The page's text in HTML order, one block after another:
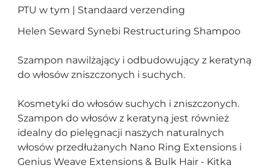
PTU w tym | Standaard verzending
Helen Seward Synebi Restructuring Shampoo
Szampon nawilżający i odbudowujący z keratyną
do włosów zniszczonych i suchych.
Kosmetyki do włosów suchych i zniszczonych.
Szampon do włosów z keratyną jest również
idealny do pielęgnacji naszych naturalnych
włosów przedłużanych Nano Ring Extensions i
Genius Weave Extensions & Bulk Hair - Kitka